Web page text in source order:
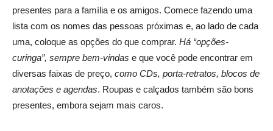
presentes para a família e os amigos. Comece fazendo uma
lista com os nomes das pessoas próximas e, ao lado de cada
uma, coloque as opções do que comprar. Há “opções-
curinga”, sempre bem-vindas e que você pode encontrar em
diversas faixas de preço, como CDs, porta-retratos, blocos de
anotações e agendas. Roupas e calçados também são bons
presentes, embora sejam mais caros.